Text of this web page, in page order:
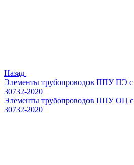
Назад
Элементы трубопроводов ППУ ПЭ
30732-2020
Элементы трубопроводов ППУ ОЦ
30732-2020